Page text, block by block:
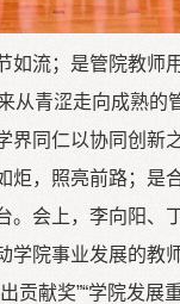
如流；是管院教师
从青涩走向成熟的
界同仁以协同创新
炬，照亮前路；是
。会上，李向阳、
学院事业发展的教
贡献奖”“学院发展